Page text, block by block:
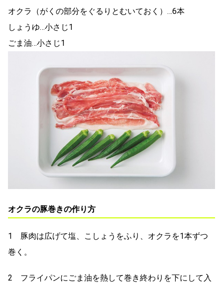
オクラ（がくの部分をぐるりとむいておく）…6本
しょうゆ…小さじ1
ごま油…小さじ1
オクラの豚巻きの作り方
1 豚肉は広げて塩、こしょうをふり、オクラを1本ずつ
巻く。
2 フライパンにごま油を熱して巻き終わりを下にして入